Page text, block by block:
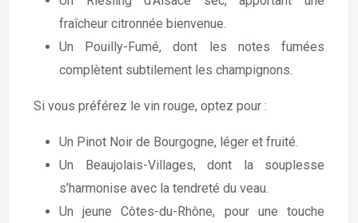
fraîcheur citronnée bienvenue.
Un Pouilly-Fumé, dont les notes fumées
complètent subtilement les champignons.
Si vous préférez le vin rouge, optez pour :
Un Pinot Noir de Bourgogne, léger et fruité.
Un Beaujolais-Villages, dont la souplesse
s’harmonise avec la tendreté du veau.
Un jeune Côtes-du-Rhône, pour une touche